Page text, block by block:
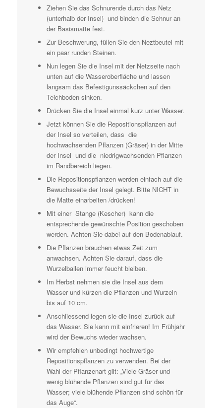
Ziehen Sie das Schnurende durch das Netz
(unterhalb der Insel) und binden die Schnur an
der Basismatte fest.
Zur Beschwerung, füllen Sie den Neztbeutel mit
ein paar runden Steinen.
Nun legen Sie die Insel mit der Netzseite nach
unten auf die Wasseroberfläche und lassen
langsam das Befestigunssäckchen auf den
Teichboden sinken.
Drücken Sie die Insel einmal kurz unter Wasser.
Jetzt können Sie die Repositionspflanzen auf
der Insel so verteilen, dass die
hochwachsenden Pflanzen (Gräser) in der Mitte
der Insel und die niedrigwachsenden Pflanzen
im Randbereich liegen.
Die Repositionspflanzen werden einfach auf die
Bewuchsseite der Insel gelegt. Bitte NICHT in
die Matte einarbeiten /drücken!
Mit einer Stange (Kescher) kann die
entsprechende gewünschte Position geschoben
werden. Achten Sie dabei auf den Bodenablauf.
Die Pflanzen brauchen etwas Zeit zum
anwachsen. Achten Sie darauf, dass die
Wurzelballen immer feucht bleiben.
Im Herbst nehmen sie die Insel aus dem
Wasser und kürzen die Pflanzen und Wurzeln
bis auf 10 cm.
Anschliessend legen sie die Insel zurück auf
das Wasser. Sie kann mit einfrieren! Im Frühjahr
wird der Bewuchs wieder wachsen.
Wir empfehlen unbedingt hochwertige
Repositionspflanzen zu verwenden. Bei der
Wahl der Pflanzenart gilt: „Viele Gräser und
wenig blühende Pflanzen sind gut für das
Wasser; viele blühende Pflanzen sind schön für
das Auge“.